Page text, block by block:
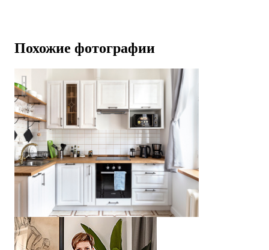
Похожие фотографии
Скандинавский лаконизм под аренду